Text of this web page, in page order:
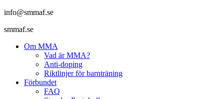
info@smmaf.se
smmaf.se
Om MMA
Vad är MMA?
Anti-doping
Riktlinjer för barnträning
Förbundet
FAQ